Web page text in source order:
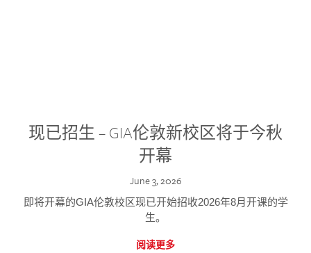
现已招生 – GIA伦敦新校区将于今秋
开幕
June 3, 2026
即将开幕的GIA伦敦校区现已开始招收2026年8月开课的学
生。
阅读更多